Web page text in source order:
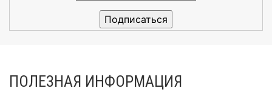
ПОЛЕЗНАЯ ИНФОРМАЦИЯ